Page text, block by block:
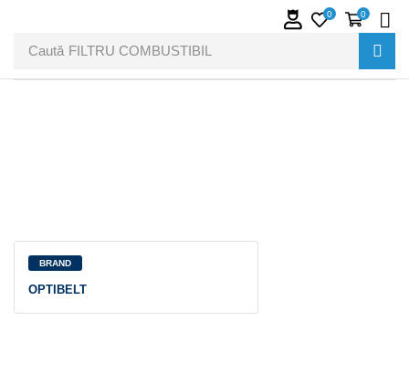
Caută FILTRU COMBUSTIBIL
0 0
BRAND
OPTIBELT